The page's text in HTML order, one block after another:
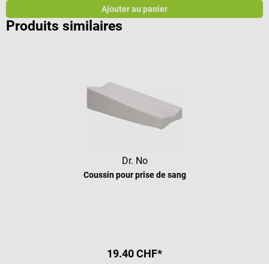
Ajouter au panier
Produits similaires
Dr. No
Coussin pour prise de sang
19.40 CHF*